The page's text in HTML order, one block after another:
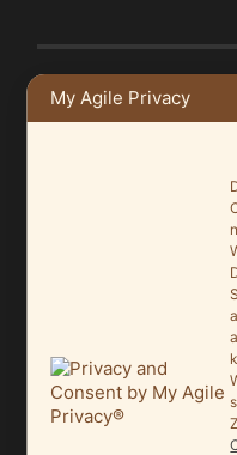
NEUSTE BEITRÄGE
Saisonauftakt nach
Melle punktet beim
27. September 2025
Ein Schaufenster der
7. September 2025
My Agile Privacy